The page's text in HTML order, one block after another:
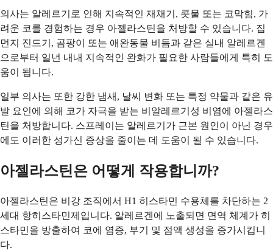
의사는 알레르기로 인해 지속적인 재채기, 콧물 또는 코막힘, 가
려운 코를 경험하는 경우 아젤라스틴을 처방할 수 있습니다. 집
먼지 진드기, 곰팡이 또는 애완동물 비듬과 같은 실내 알레르겐
으로부터 일년 내내 지속적인 완화가 필요한 사람들에게 특히 도
움이 됩니다.
일부 의사는 또한 강한 냄새, 날씨 변화 또는 특정 약물과 같은 유
발 요인에 의해 코가 자극을 받는 비알레르기성 비염에 아젤라스
틴을 처방합니다. 스프레이는 알레르기가 근본 원인이 아닌 경우
에도 이러한 성가신 증상을 줄이는 데 도움이 될 수 있습니다.
아젤라스틴은 어떻게 작용합니까?
아젤라스틴은 비강 조직에서 H1 히스타민 수용체를 차단하는 2
세대 항히스타민제입니다. 알레르겐에 노출되면 면역 체계가 히
스타민을 방출하여 코에 염증, 부기 및 점액 생성을 증가시킵니
다.